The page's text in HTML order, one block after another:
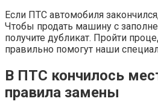
Если ПТС автомобиля
Чтобы продать машину с
получите дубликат. Пройти
правильно помогут наши
В ПТС кончилось
правила замены